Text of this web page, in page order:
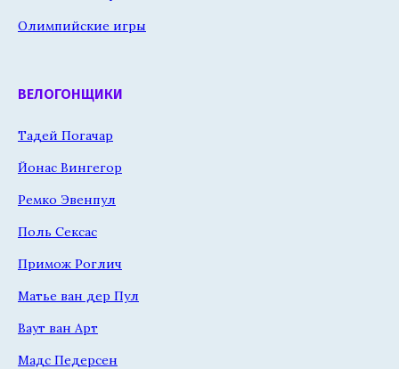
Олимпийские игры
ВЕЛОГОНЩИКИ
Тадей Погачар
Йонас Вингегор
Ремко Эвенпул
Поль Сексас
Примож Роглич
Матье ван дер Пул
Ваут ван Арт
Мадс Педерсен